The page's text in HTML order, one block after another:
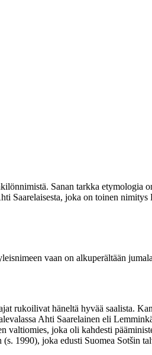
Sanan tarkka etymologia
Saarelaisesta, joka on toinen
vaan on alkuperältään
rukoilivat häneltä hyvää saalista.
Ahti Saarelainen eli
joka oli kahdesti
1990), joka edusti Suomea Sotšin